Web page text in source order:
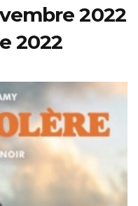
2022
2022